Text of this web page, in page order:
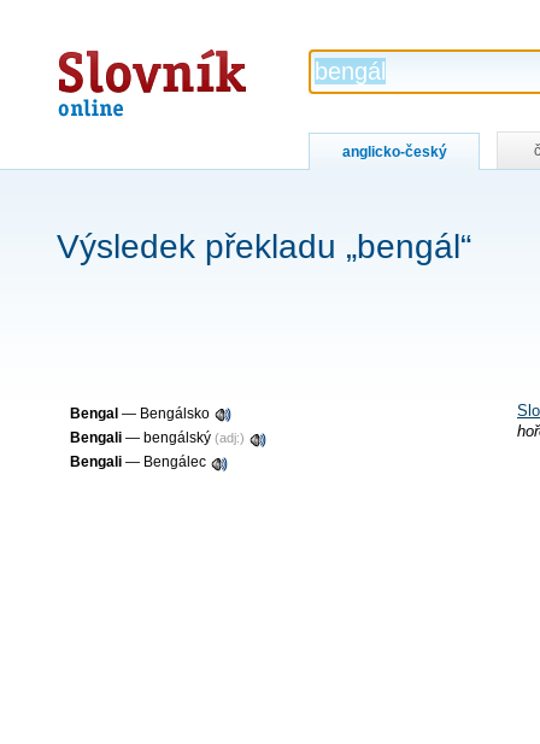
Slovník
online
anglicko-český
Výsledek překladu „bengál“
Bengal — Bengálsko
Bengali — bengálský (adj:)
Bengali — Bengálec